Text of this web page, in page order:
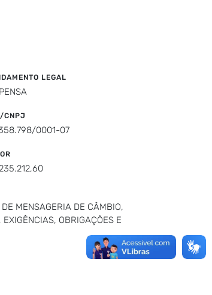
LEGAL
CNPJ
0001-07
MENSAGERIA DE CÂMBIO,
OBRIGAÇÕES E